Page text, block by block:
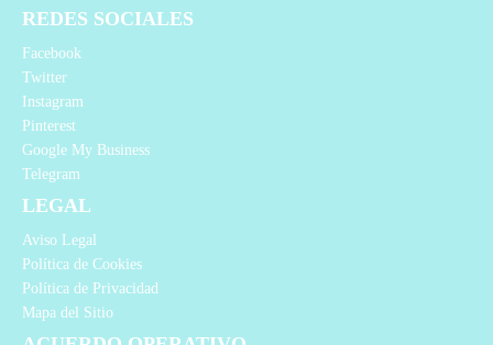
REDES SOCIALES
Facebook
Twitter
Instagram
Pinterest
Google My Business
Telegram
LEGAL
Aviso Legal
Política de Cookies
Política de Privacidad
Mapa del Sitio